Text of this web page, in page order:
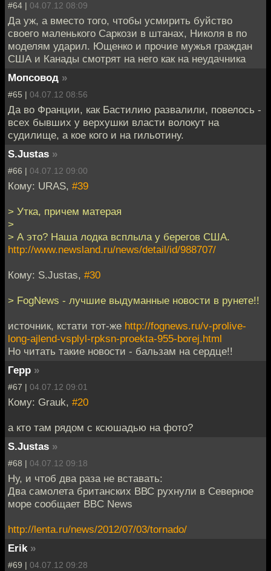
#64 | 04.07.12 08:09
Да уж, а вместо того, чтобы усмирить буйство
своего маленького Саркози в штанах, Николя в по
моделям ударил. Ющенко и прочие мужья граждан
США и Канады смотрят на него как на неудачника
Мопсовод »
#65 | 04.07.12 08:56
Да во Франции, как Бастилию развалили, повелось -
всех бывших у верхушки власти волокут на
судилище, а кое кого и на гильотину.
S.Justas »
#66 | 04.07.12 09:00
Кому: URAS, #39
> Утка, причем матерая
>
> А это? Наша лодка всплыла у берегов США.
http://www.newsland.ru/news/detail/id/988707/
Кому: S.Justas, #30
> FogNews - лучшие выдуманные новости в рунете!!
источник, кстати тот-же http://fognews.ru/v-prolive-
long-ajlend-vsplyl-rpksn-proekta-955-borej.html
Но читать такие новости - бальзам на сердце!!
Герр »
#67 | 04.07.12 09:01
Кому: Grauk, #20
а кто там рядом с ксюшадью на фото?
S.Justas »
#68 | 04.07.12 09:18
Ну, и чтоб два раза не вставать:
Два самолета британских ВВС рухнули в Северное
море сообщает BBC News
http://lenta.ru/news/2012/07/03/tornado/
Erik »
#69 | 04.07.12 09:28